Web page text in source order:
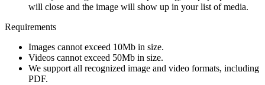
will close and the image will show up in your list of media.
Requirements
Images cannot exceed 10Mb in size.
Videos cannot exceed 50Mb in size.
We support all recognized image and video formats, including
PDF.